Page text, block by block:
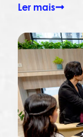
Ler mais